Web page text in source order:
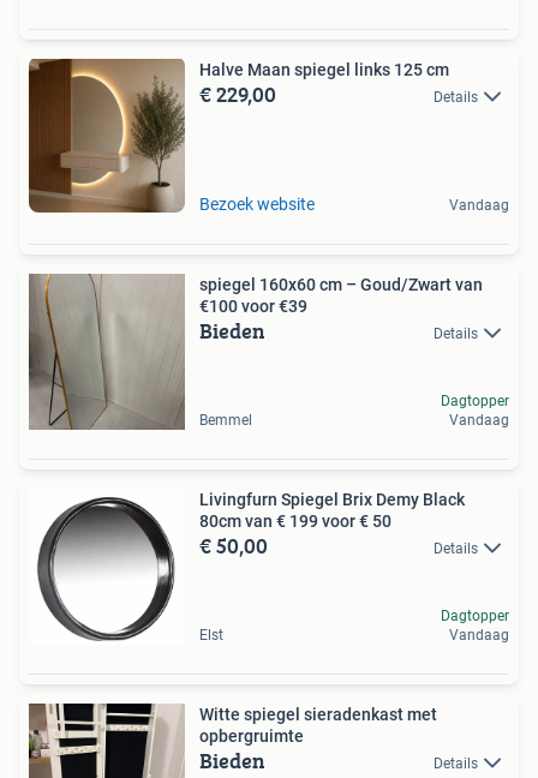
Halve Maan spiegel links 125 cm
€ 229,00 Details
Bezoek website Vandaag
spiegel 160x60 cm – Goud/Zwart van
€100 voor €39
Bieden Details
Bemmel
Dagtopper
Vandaag
Livingfurn Spiegel Brix Demy Black
80cm van € 199 voor € 50
€ 50,00 Details
Elst
Dagtopper
Vandaag
Witte spiegel sieradenkast met
opbergruimte
Bieden Details